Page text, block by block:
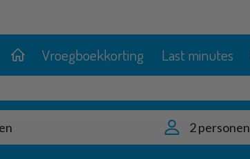
Vroegboekkorting Last minutes
2 personen